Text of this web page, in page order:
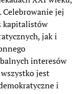
Celebrowanie jej
kapitalistów
jak i
interesów
jest
i